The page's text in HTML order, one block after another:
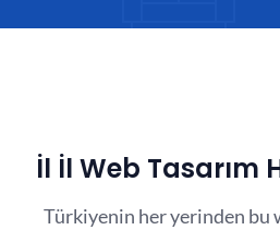
İl İl Web Tasarım
Türkiyenin her yerinden bu